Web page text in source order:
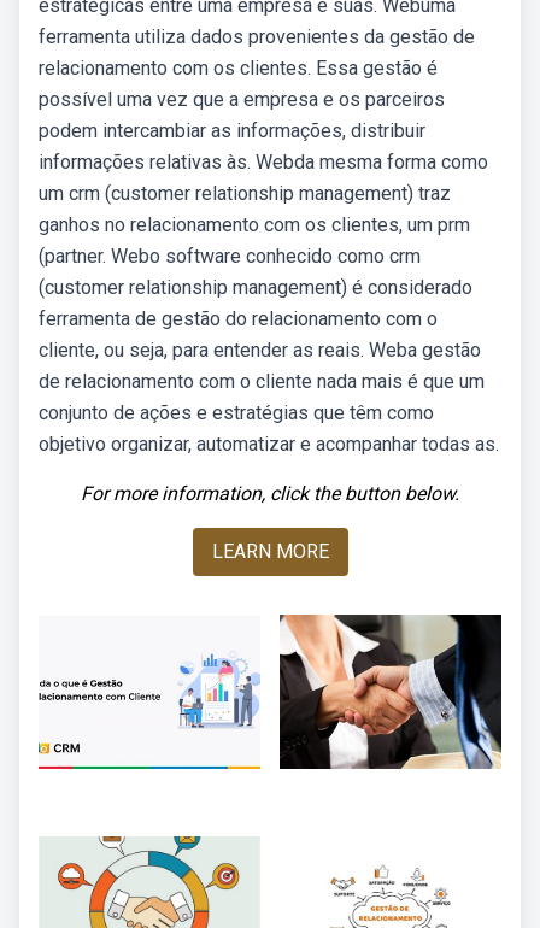
estratégicas entre uma empresa e suas. Webuma
ferramenta utiliza dados provenientes da gestão de
relacionamento com os clientes. Essa gestão é
possível uma vez que a empresa e os parceiros
podem intercambiar as informações, distribuir
informações relativas às. Webda mesma forma como
um crm (customer relationship management) traz
ganhos no relacionamento com os clientes, um prm
(partner. Webo software conhecido como crm
(customer relationship management) é considerado
ferramenta de gestão do relacionamento com o
cliente, ou seja, para entender as reais. Weba gestão
de relacionamento com o cliente nada mais é que um
conjunto de ações e estratégias que têm como
objetivo organizar, automatizar e acompanhar todas as.
For more information, click the button below.
LEARN MORE